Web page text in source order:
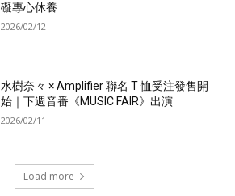
礙專心休養
2026/02/12
水樹奈々 × Amplifier 聯名 T 恤受注發售開
始｜下週音番《MUSIC FAIR》出演
2026/02/11
Load more